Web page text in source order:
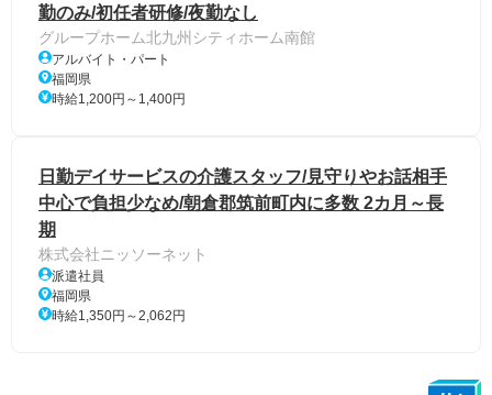
勤のみ/初任者研修/夜勤なし
グループホーム北九州シティホーム南館
アルバイト・パート
福岡県
時給1,200円～1,400円
日勤デイサービスの介護スタッフ/見守りやお話相手
中心で負担少なめ/朝倉郡筑前町内に多数 2カ月～長
期
株式会社ニッソーネット
派遣社員
福岡県
時給1,350円～2,062円